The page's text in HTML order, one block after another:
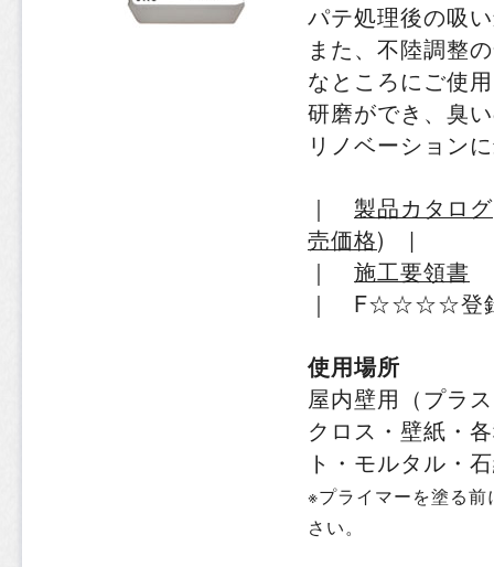
パテ処理後の吸
また、不陸調整
なところにご使
研磨ができ、臭
リノベーション
｜ 製品カタログ
売価格)
|
｜ 施工要領書
｜ F☆☆☆☆登
使用場所
屋内壁用（プラ
クロス・壁紙・
ト・モルタル・
※プライマーを塗る
さい。